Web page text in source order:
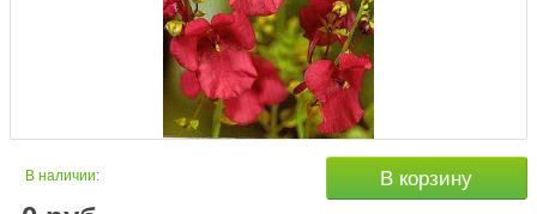
В наличии: В корзину